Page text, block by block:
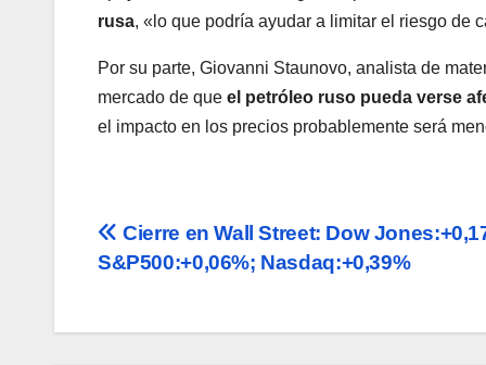
rusa, «lo que podría ayudar a limitar el riesgo de
Por su parte, Giovanni Staunovo, analista de
mercado de que el petróleo ruso pueda verse
el impacto en los precios probablemente será
Navegación
entradas
Cierre en Wall Street: Dow
S&P500:+0,06%; Nasdaq:+0,39%